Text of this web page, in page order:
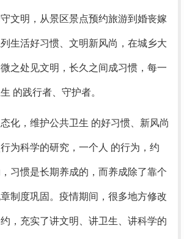
文明，从景区景点预约旅游到婚丧嫁
生活好习惯、文明新风尚，在城乡大
之处见文明，长久之间成习惯，每一
的践行者、守护者。
化，维护公共卫生 的好习惯、新风尚
为科学的研究，一个人 的行为，约
习惯是长期养成的，而养成除了靠个
制度巩固。疫情期间，很多地方修改
，充实了讲文明、讲卫生、讲科学的